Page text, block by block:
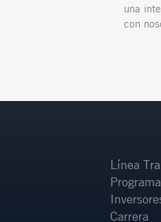
una
con
Línea
Carrera